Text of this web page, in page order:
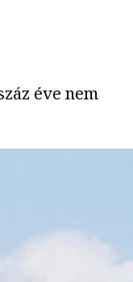
éve nem